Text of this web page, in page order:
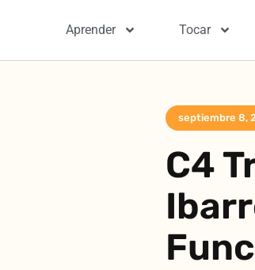
Aprender Tocar
septiembre 8,
C4